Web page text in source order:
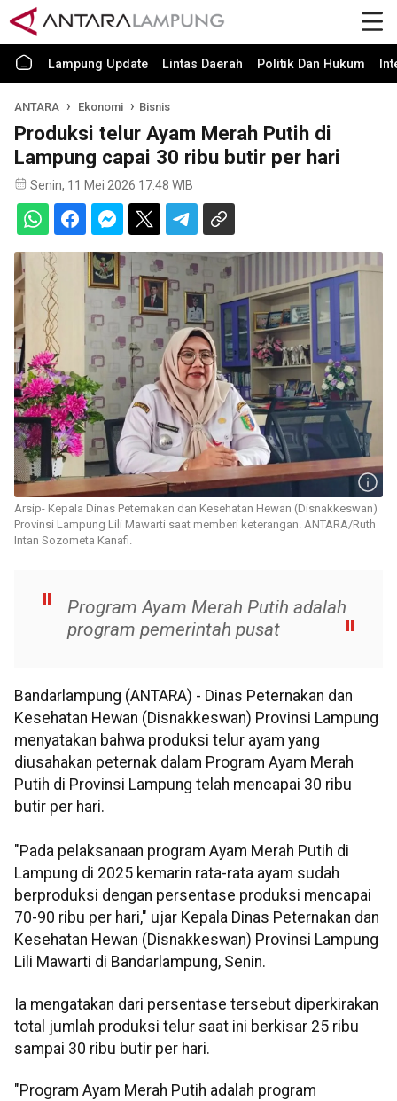
Lampung Update Lintas Daerah Politik Dan Hukum
ANTARA Ekonomi Bisnis
Produksi telur Ayam Merah Putih di
Lampung capai 30 ribu butir per hari
Senin, 11 Mei 2026 17:48 WIB
Arsip- Kepala Dinas Peternakan dan Kesehatan Hewan (Disnakkeswan)
Provinsi Lampung Lili Mawarti saat memberi keterangan. ANTARA/Ruth
Intan Sozometa Kanafi.
Program Ayam Merah Putih adalah
program pemerintah pusat
Bandarlampung (ANTARA) - Dinas Peternakan dan
Kesehatan Hewan (Disnakkeswan) Provinsi Lampung
menyatakan bahwa produksi telur ayam yang
diusahakan peternak dalam Program Ayam Merah
Putih di Provinsi Lampung telah mencapai 30 ribu
butir per hari.
"Pada pelaksanaan program Ayam Merah Putih di
Lampung di 2025 kemarin rata-rata ayam sudah
berproduksi dengan persentase produksi mencapai
70-90 ribu per hari," ujar Kepala Dinas Peternakan dan
Kesehatan Hewan (Disnakkeswan) Provinsi Lampung
Lili Mawarti di Bandarlampung, Senin.
Ia mengatakan dari persentase tersebut diperkirakan
total jumlah produksi telur saat ini berkisar 25 ribu
sampai 30 ribu butir per hari.
"Program Ayam Merah Putih adalah program